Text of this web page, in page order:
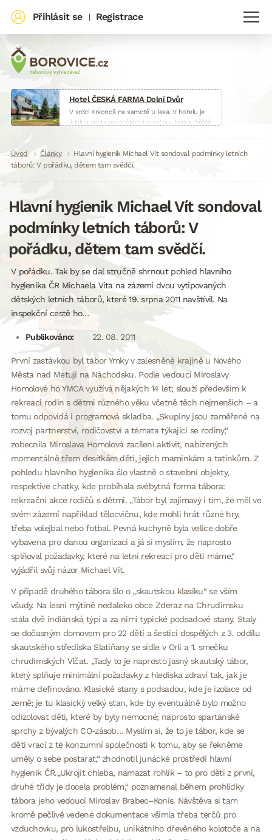
Hotel ČESKÁ FARMA Dolní Dvůr
V srdci Krkonoš na samotě u lesa. V hotelu je
jídelna, restaurace, školící prostory, herna, hřiště
Přihlásit se | Registrace
Drobečková
navigace
Úvod Články
Hlavní hygienik Michael Vít sondoval podmínky letních
táborů: V pořádku, dětem tam svědčí.
Hlavní hygienik Michael Vít sondoval
podmínky letních táborů: V
pořádku, dětem tam svědčí.
V pořádku. Tak by se dal stručně shrnout pohled hlavního
hygienika ČR Michaela Víta na zázemí dvou vytipovaných
dětských letních táborů, které 19. srpna 2011 navštívil. Na
inspekční cestě ho…
Publikováno: 22. 08. 2011
První zastávkou byl tábor Ymky v zalesněné krajině u Nového
Města nad Metují na Náchodsku. Podle vedoucí Miroslavy
Homolové ho YMCA využívá nějakých 14 let; slouží především k
rekreaci rodin s dětmi různého věku včetně těch nejmenších – a
tomu odpovídá i programová skladba. „Skupiny jsou zaměřené na
rozvoj partnerství, rodičovství a témata týkající se rodiny,“
zobecnila Miroslava Homolová zacílení aktivit, nabízených
momentálně třem desítkám dětí, jejich maminkám a tatínkům. Z
pohledu hlavního hygienika šlo vlastně o stavební objekty,
respektive chatky, kde probíhala svébytná forma tábora:
rekreační akce rodičů s dětmi. „Tábor byl zajímavý i tím, že měl ve
svém zázemí například tělocvičnu, kde mohli hrát různé hry,
třeba volejbal nebo fotbal. Pevná kuchyně byla velice dobře
vybavena pro danou organizaci a já si myslím, že naprosto
splňoval požadavky, které na letní rekreaci pro děti máme,“
vyjádřil svůj názor Michael Vít.
V případě druhého tábora šlo o „skautskou klasiku“ se vším
všudy. Na lesní mýtině nedaleko obce Zderaz na Chrudimsku
stála dvě indiánská týpí a za nimi typické podsadové stany. Staly
se dočasným domovem pro 22 dětí a šestici dospělých z 3. oddílu
skautského střediska Slatiňany se sídle v Orli a 1. smečku
chrudimských Vlčat. „Tady to je naprosto jasný skautský tábor,
který splňuje minimální požadavky z hlediska zdraví tak, jak je
máme definováno. Klasické stany s podsadou, kde je izolace od
země; je tu klasický velký stan, kde by eventuálně bylo možno
odizolovat děti, které by byly nemocné; naprosto spartánské
sprchy z bývalých CO-zásob… Myslím si, že to je tábor, kde se
děti vrací z té konzumní společnosti k tomu, aby se řekněme
uměly o sebe postarat,“ zhodnotil junácké prostředí hlavní
hygienik ČR.„Ukrojit chleba, namazat rohlík – to pro děti z první,
druhé třídy je docela problém,“ poznamenal během prohlídky
tábora jeho vedoucí Miroslav Brabec–Konis. Návštěva si tam
kromě pečlivě vedené dokumentace všimla třeba terčů pro
vzduchovku, pro lukostřelbu, unikátního dřevěného kolotoče a na